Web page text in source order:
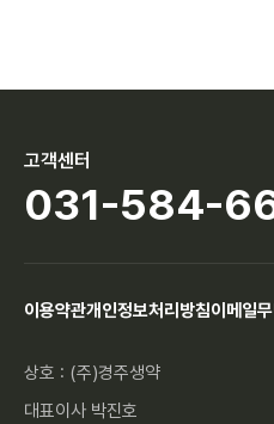
이용약관개인정보처리방침이메일
상호 : (주)경주생약
대표이사 박진호
고객센터
031-584-